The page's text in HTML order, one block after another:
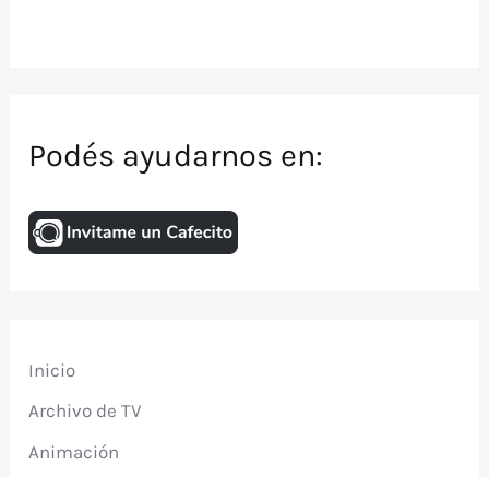
Podés ayudarnos en:
Inicio
Archivo de TV
Animación